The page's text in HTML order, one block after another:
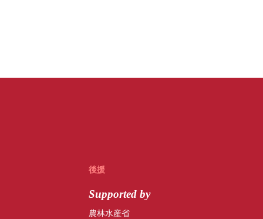
後援
Supported by
農林水産省